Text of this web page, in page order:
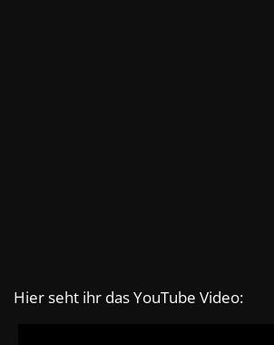
Hier seht ihr das YouTube Video: